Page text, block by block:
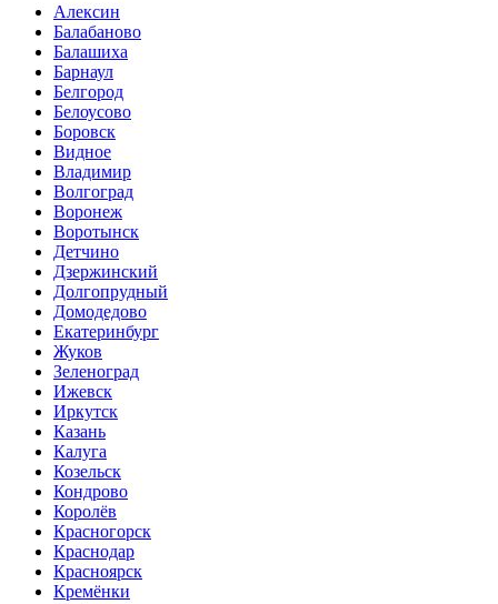
Алексин
Балабаново
Балашиха
Барнаул
Белгород
Белоусово
Боровск
Видное
Владимир
Волгоград
Воронеж
Воротынск
Детчино
Дзержинский
Долгопрудный
Домодедово
Екатеринбург
Жуков
Зеленоград
Ижевск
Иркутск
Казань
Калуга
Козельск
Кондрово
Королёв
Красногорск
Краснодар
Красноярск
Кремёнки